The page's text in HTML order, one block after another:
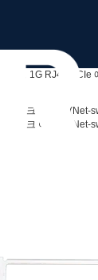
카드 1G RJ45 PCIe
워크 어댑터 (Net-
워크 어댑터 (Net-